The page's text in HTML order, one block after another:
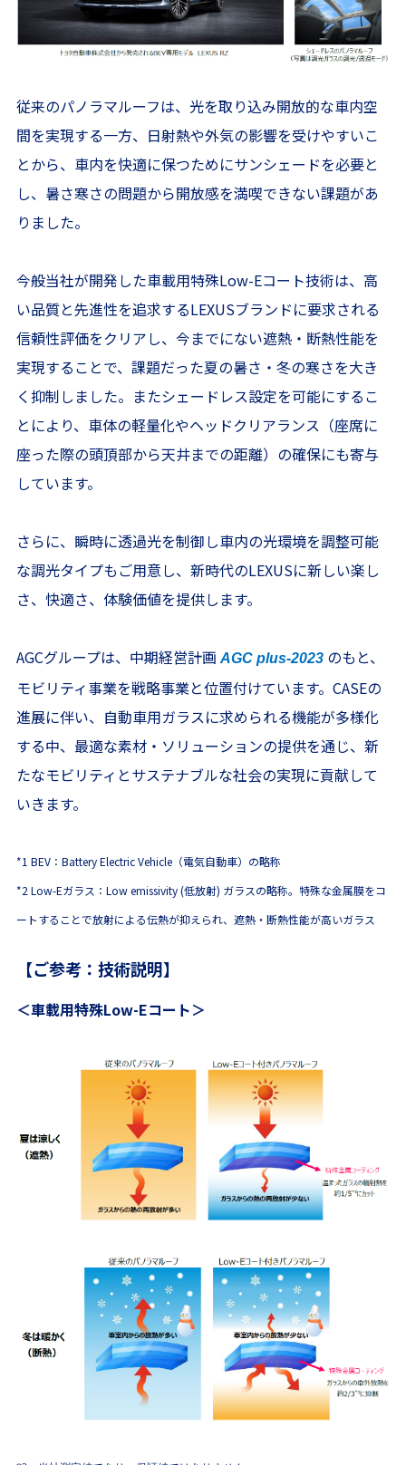
従来のパノラマルーフは、光を取り込み開放的な車内空
間を実現する一方、日射熱や外気の影響を受けやすいこ
とから、車内を快適に保つためにサンシェードを必要と
し、暑さ寒さの問題から開放感を満喫できない課題があ
りました。
今般当社が開発した車載用特殊Low-Eコート技術は、高
い品質と先進性を追求するLEXUSブランドに要求される
信頼性評価をクリアし、今までにない遮熱・断熱性能を
実現することで、課題だった夏の暑さ・冬の寒さを大き
く抑制しました。またシェードレス設定を可能にするこ
とにより、車体の軽量化やヘッドクリアランス（座席に
座った際の頭頂部から天井までの距離）の確保にも寄与
しています。
さらに、瞬時に透過光を制御し車内の光環境を調整可能
な調光タイプもご用意し、新時代のLEXUSに新しい楽し
さ、快適さ、体験価値を提供します。
AGCグループは、中期経営計画 AGC plus-2023のもと、
モビリティ事業を戦略事業と位置付けています。CASEの
進展に伴い、自動車用ガラスに求められる機能が多様化
する中、最適な素材・ソリューションの提供を通じ、新
たなモビリティとサステナブルな社会の実現に貢献して
いきます。
*1 BEV：Battery Electric Vehicle（電気自動車）の略称
*2 Low-Eガラス：Low emissivity (低放射) ガラスの略称。特殊な金属膜をコ
ートすることで放射による伝熱が抑えられ、遮熱・断熱性能が高いガラス
【ご参考：技術説明】
＜車載用特殊Low-Eコート＞